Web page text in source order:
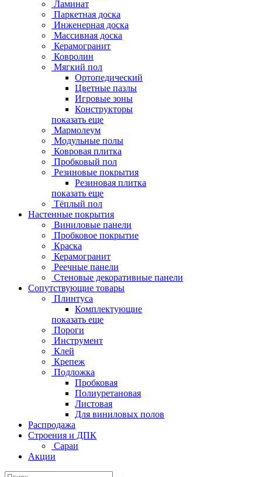
Ламинат
Паркетная доска
Инженерная доска
Массивная доска
Керамогранит
Ковролин
Мягкий пол
Ортопедический
Цветные пазлы
Игровые зоны
Конструкторы
показать еще
Мармолеум
Модульные полы
Ковровая плитка
Пробковый пол
Резиновые покрытия
Резиновая плитка
показать еще
Тёплый пол
Настенные покрытия
Виниловые панели
Пробковое покрытие
Краска
Керамогранит
Реечные панели
Стеновые декоративные панели
Сопутствующие товары
Плинтуса
Комплектующие
показать еще
Пороги
Инструмент
Клей
Крепеж
Подложка
Пробковая
Полиуретановая
Листовая
Для виниловых полов
Распродажа
Строения и ДПК
Сараи
Акции